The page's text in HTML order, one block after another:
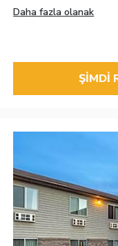
Daha fazla olanak
ŞIMDI